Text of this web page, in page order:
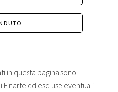
in questa pagina sono
Finarte ed escluse eventuali